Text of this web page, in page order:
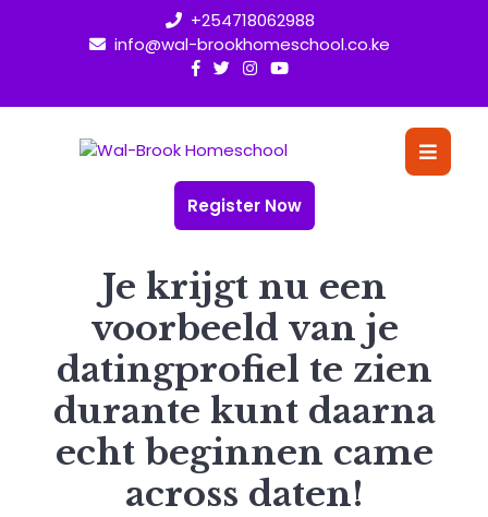
+254718062988
info@wal-brookhomeschool.co.ke
Register Now
Je krijgt nu een
voorbeeld van je
datingprofiel te zien
durante kunt daarna
echt beginnen came
across daten!